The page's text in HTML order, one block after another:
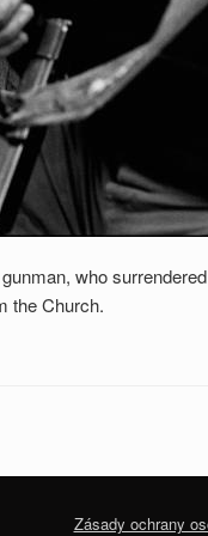
who
the Church.
Zásady ochrany